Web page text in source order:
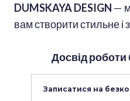
DUMSKAYA DESIGN —
вам створити стильне і
Досвід роботи
Записатися на